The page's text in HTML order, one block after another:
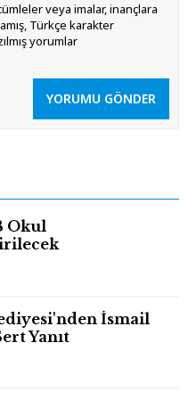
veya imalar, inançlara
Türkçe karakter
yorumlar
YORUMU GÖNDER
Okul
İsmail
Yanıt